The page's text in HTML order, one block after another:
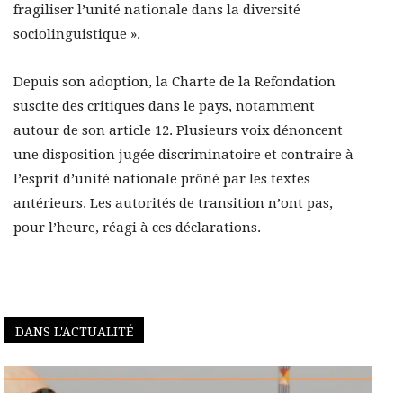
fragiliser l’unité nationale dans la diversité
sociolinguistique ».
Depuis son adoption, la Charte de la Refondation
suscite des critiques dans le pays, notamment
autour de son article 12. Plusieurs voix dénoncent
une disposition jugée discriminatoire et contraire à
l’esprit d’unité nationale prôné par les textes
antérieurs. Les autorités de transition n’ont pas,
pour l’heure, réagi à ces déclarations.
DANS L'ACTUALITÉ